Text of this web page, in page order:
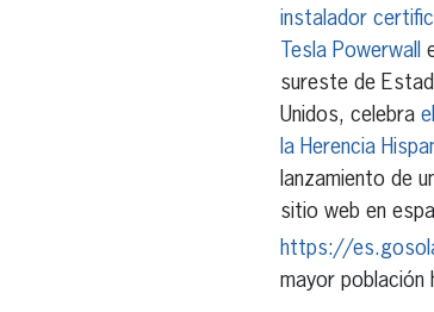
instalador
Tesla Powerwall
sureste de
Unidos, celebra
la Herencia
lanzamiento de
sitio web en
https://
mayor población